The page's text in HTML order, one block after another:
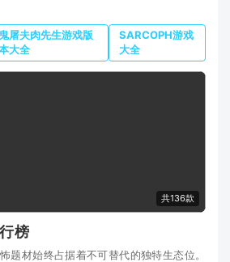
鬼屠夫肉先生游戏版
大全
SARCOPH游戏
大全
共136款
榜
题材始终占据着不可替代的独特生态位。